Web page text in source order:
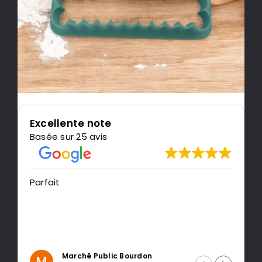
Excellente note
Basée sur 25 avis
Bourdon Intragest Etude